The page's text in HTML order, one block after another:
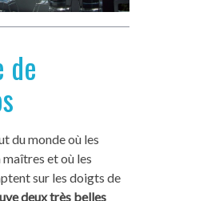
de
du monde où les
et où les
sur les doigts de
deux très belles